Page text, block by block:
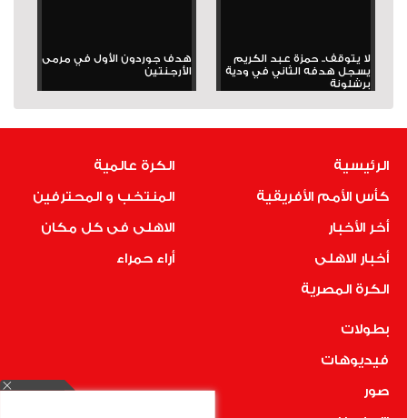
لا يتوقف.. حمزة عبد الكريم
يسجل هدفه الثاني في ودية
برشلونة
هدف جوردون الأول في مرمى
الأرجنتين
الرئيسية
كأس الأمم الأفريقية
أخر الأخبار
أخبار الاهلى
الكرة المصرية
الكرة عالمية
المنتخب و المحترفين
الاهلى فى كل مكان
أراء حمراء
بطولات
فيديوهات
صور